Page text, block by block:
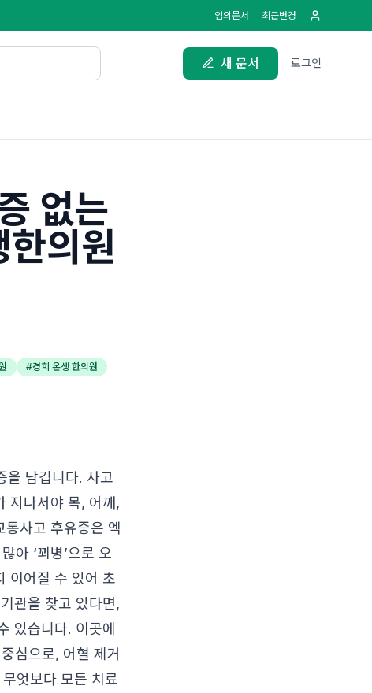
임의문서 최근변경
새 문서 로그인
없는
의원
#경희 온생 한의원
을 남깁니다. 사고
지나서야 목, 어깨,
사고 후유증은 엑
아 ‘꾀병’으로 오
이어질 수 있어 초
관을 찾고 있다면,
있습니다. 이곳에
심으로, 어혈 제거
엇보다 모든 치료